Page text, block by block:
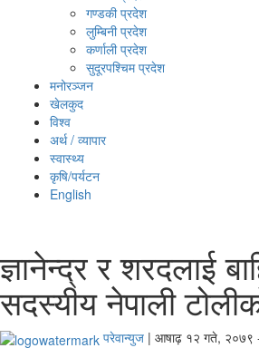
गण्डकी प्रदेश
लुम्बिनी प्रदेश
कर्णाली प्रदेश
सुदूरपश्‍चिम प्रदेश
मनोरञ्‍जन
खेलकुद
विश्‍व
अर्थ / व्यापार
स्वास्थ्य
कृषि/पर्यटन
English
ज्ञानेन्द्र र शरदलाई
सदस्यीय नेपाली
परेवान्युज | आषाढ़ १२ गते, २०७९